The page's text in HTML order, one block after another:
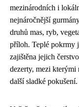
mezinárodních i
nejnáročnější
druhů mas, ryb,
příloh. Teplé pokrmy
zajištěna jejich
dezerty, mezi kterými
další sladké pokušení.